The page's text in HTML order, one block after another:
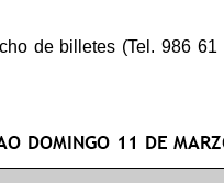
de billetes (Tel. 986